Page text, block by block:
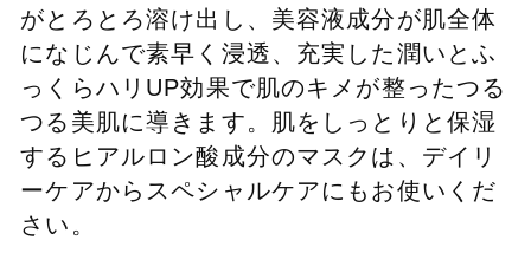
がとろとろ溶け出し、美容液成分が肌全体
になじんで素早く浸透、充実した潤いとふ
っくらハリUP効果で肌のキメが整ったつる
つる美肌に導きます。肌をしっとりと保湿
するヒアルロン酸成分のマスクは、デイリ
ーケアからスペシャルケアにもお使いくだ
さい。